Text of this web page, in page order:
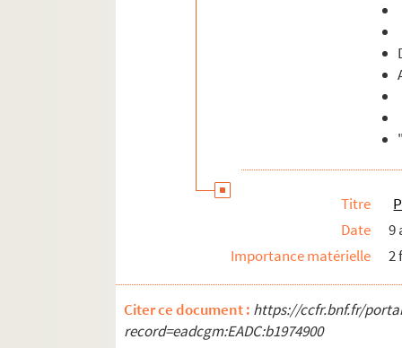
Titre
Date
9
Importance matérielle
2
Citer ce document : https://ccfr.bnf.fr/
record=eadcgm:EADC:b1974900